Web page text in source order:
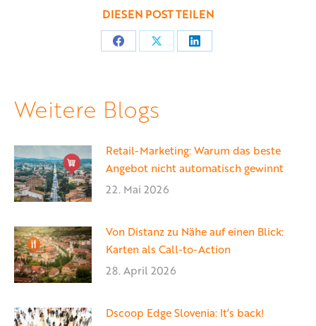
DIESEN POST TEILEN
Teilen Teilen Teilen
Weitere Blogs
Retail-Marketing: Warum das beste
Angebot nicht automatisch gewinnt
22. Mai 2026
Von Distanz zu Nähe auf einen Blick:
Karten als Call-to-Action
28. April 2026
Dscoop Edge Slovenia: It’s back!